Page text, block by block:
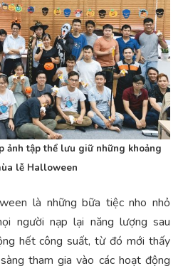
ảnh tập thể lưu giữ những khoảng
lễ Halloween
là những bữa tiệc nho nhỏ
người nạp lại năng lượng sau
hết công suất, từ đó mới thấy
tham gia vào các hoạt động